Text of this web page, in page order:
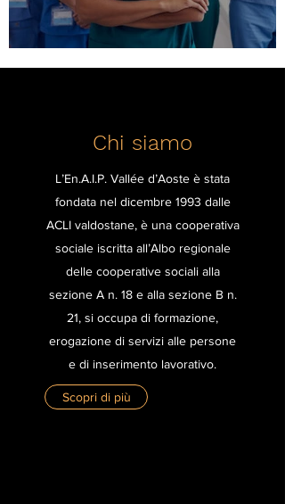
Chi siamo
L’En.A.I.P. Vallée d’Aoste è stata
fondata nel dicembre 1993 dalle
ACLI valdostane, è una cooperativa
sociale iscritta all’Albo regionale
delle cooperative sociali alla
sezione A n. 18 e alla sezione B n.
21, si occupa di formazione,
erogazione di servizi alle persone
e di inserimento lavorativo.
Scopri di più